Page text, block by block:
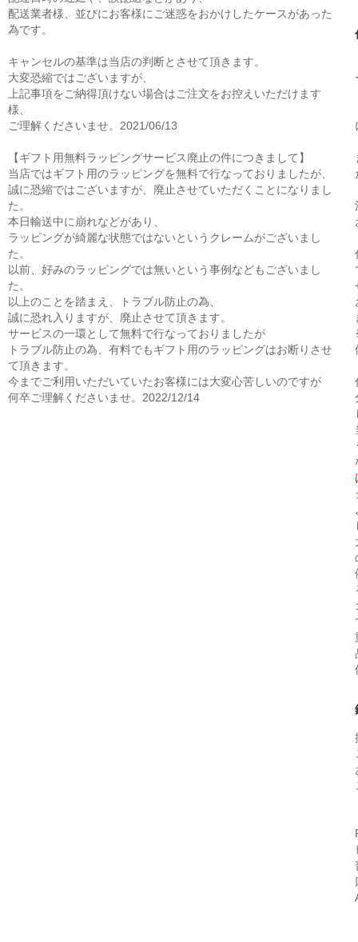
配送業者様、並びにお客様にご迷惑をおかけしたケースがあった
為です。
キャンセルの基準は当店の判断とさせて頂きます。
大変恐縮ではございますが、
上記事項をご納得頂けない場合はご注文をお控えいただけます
様、
ご理解くださいませ。2021/06/13
【ギフト用無料ラッピングサービス廃止の件につきまして】
当店ではギフト用のラッピングを無料で行なっておりましたが、
誠に恐縮ではございますが、廃止させていただくことになりまし
た。
本日輸送中に崩れなどがあり、
ラッピングが綺麗な状態ではないというクレームがございまし
た。
以前、好みのラッピングでは無いという事例などもございまし
た。
以上のことを踏まえ、トラブル防止の為、
誠に恐れ入りますが、廃止させて頂きます。
サービスの一環として無料で行なっておりましたが
トラブル防止の為、有料でもギフト用のラッピングはお断りさせ
て頂きます。
今までご利用いただいていたお客様には大変心苦しいのですが
何卒ご理解くださいませ。2022/12/14